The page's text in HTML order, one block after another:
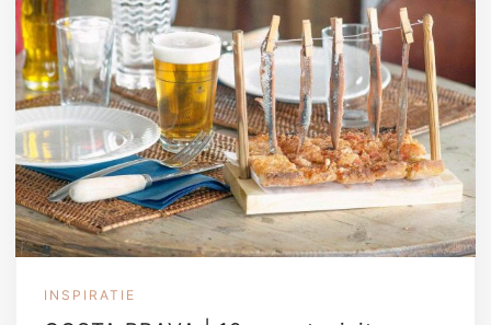
INSPIRATIE